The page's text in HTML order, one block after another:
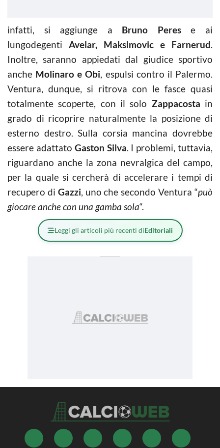
infatti, si aggiunge a Bruno Perese ai
lungodegenti Avelar, Maksimovic e Farnerud.
Inoltre, saranno appiedati dal giudice sportivo
anche Molinaro e Obi, espulsi contro il Palermo.
Ventura, dunque, si ritrova con le fasce quasi
totalmente scoperte, con il solo Zappacosta in
grado di ricoprire naturalmente la posizione di
esterno destro. Sulla corsia mancina dovrebbe
essere adattato Gaston Silva. I problemi, tuttavia,
riguardano anche la zona nevralgica del campo,
per la quale si cercherà di accelerare i tempi di
recupero di Gazzi, uno che secondo Ventura “può
giocare anche con una gamba sola“.
Leggi gli articoli più recenti diEditoriali